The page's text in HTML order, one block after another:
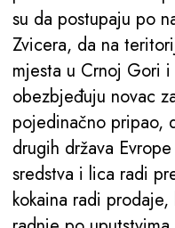
su da postupaju po
Zvicera, da na
mjesta u Crnoj Gori
obezbjeđuju novac
pojedinačno pripao,
drugih država
sredstva i lica radi
kokaina radi